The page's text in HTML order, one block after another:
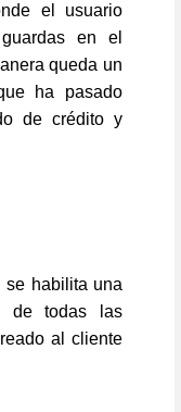
el usuario
en el
queda un
ha pasado
de crédito y
se habilita una
de todas las
al cliente